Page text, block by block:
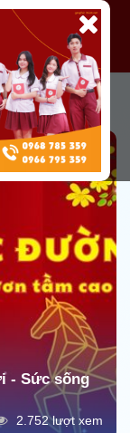
- Sức sống
2.752 lượt xem